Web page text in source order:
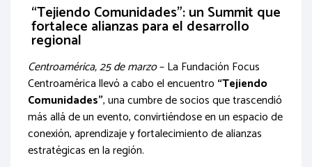
“Tejiendo Comunidades”: un Summit que
fortalece alianzas para el desarrollo
regional
Centroamérica, 25 de marzo– La Fundación Focus
Centroamérica llevó a cabo el encuentro “Tejiendo
Comunidades”, una cumbre de socios que trascendió
más allá de un evento, convirtiéndose en un espacio de
conexión, aprendizaje y fortalecimiento de alianzas
estratégicas en la región.